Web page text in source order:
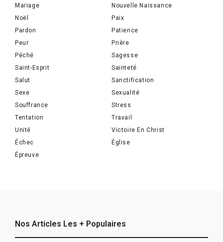
Mariage
Nouvelle Naissance
Noël
Paix
Pardon
Patience
Peur
Prière
Péché
Sagesse
Saint-Esprit
Sainteté
Salut
Sanctification
Sexe
Sexualité
Souffrance
Stress
Tentation
Travail
Unité
Victoire En Christ
Échec
Église
Épreuve
Nos Articles Les + Populaires